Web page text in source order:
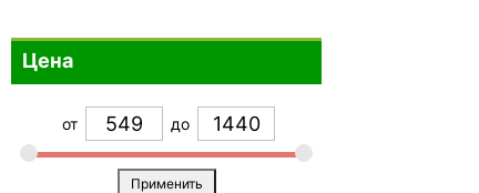
Оранжевый
Разноцветный
Розовый
Цена
от до
Применить